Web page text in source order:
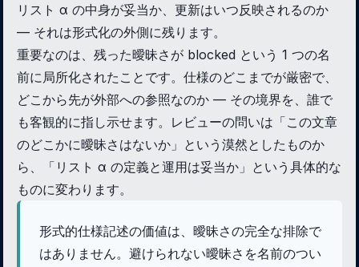
リスト α の中身が妥当か、更新はいつ反映されるのか
— それは形式化の外側に残ります。
重要なのは、残った曖昧さが blocked という 1 つの名
前に局所化されたことです。仕様のどこまでが厳密で、
どこから先が外部への参照なのか — その境界を、誰で
も客観的に指し示せます。レビューの問いは「この文章
のどこかに曖昧さはないか」という漠然としたものか
ら、「リスト α の定義と運用は妥当か」という具体的な
ものに変わります。
形式的仕様記述の価値は、曖昧さの完全な排除で
はありません。避けられない曖昧さを名前のつい